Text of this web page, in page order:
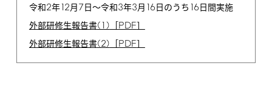
令和2年12月 7 日〜令和3年3月 16日のうち 16日間実施
外部研修生報告書(1) PDF
外部研修生報告書(2) PDF